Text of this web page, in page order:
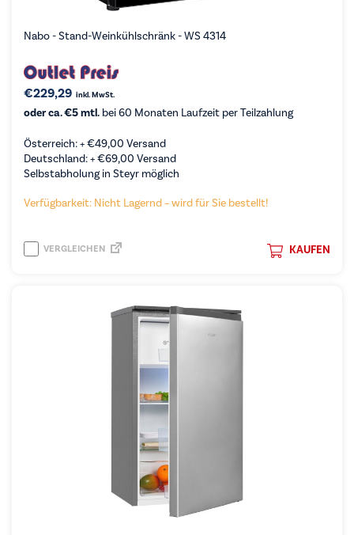
Nabo - Stand-Weinkühlschränk - WS 4314
€229,29 inkl. MwSt.
oder ca. €5 mtl. bei 60 Monaten Laufzeit per Teilzahlung
Österreich: +€49,00 Versand
Deutschland: +€69,00 Versand
Selbstabholung in Steyr möglich
Verfügbarkeit: Nicht Lagernd – wird für Sie bestellt!
KAUFEN
VERGLEICHEN